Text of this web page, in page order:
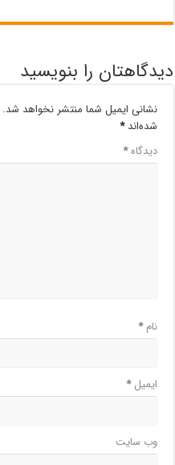
دیدگاهتان را بنویسید
نشانی ایمیل شما منتشر نخواهد شد.
شده‌اند*
دیدگاه*
نام*
ایمیل*
وب‌ سایت